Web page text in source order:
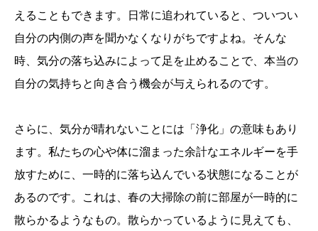
えることもできます。日常に追われていると、ついつい
自分の内側の声を聞かなくなりがちですよね。そんな
時、気分の落ち込みによって足を止めることで、本当の
自分の気持ちと向き合う機会が与えられるのです。
さらに、気分が晴れないことには「浄化」の意味もあり
ます。私たちの心や体に溜まった余計なエネルギーを手
放すために、一時的に落ち込んでいる状態になることが
あるのです。これは、春の大掃除の前に部屋が一時的に
散らかるようなもの。散らかっているように見えても、